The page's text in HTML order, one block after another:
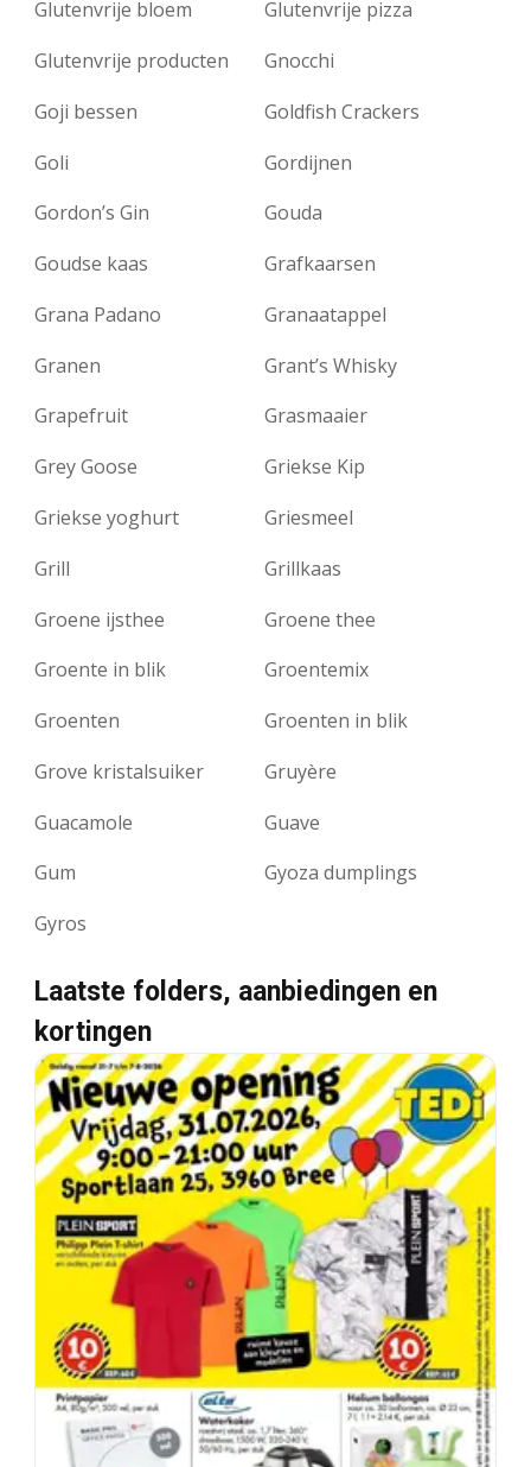
Glutenvrije bloem
Glutenvrije pizza
Glutenvrije producten
Gnocchi
Goji bessen
Goldfish Crackers
Goli
Gordijnen
Gordon’s Gin
Gouda
Goudse kaas
Grafkaarsen
Grana Padano
Granaatappel
Granen
Grant’s Whisky
Grapefruit
Grasmaaier
Grey Goose
Griekse Kip
Griekse yoghurt
Griesmeel
Grill
Grillkaas
Groene ijsthee
Groene thee
Groente in blik
Groentemix
Groenten
Groenten in blik
Grove kristalsuiker
Gruyère
Guacamole
Guave
Gum
Gyoza dumplings
Gyros
Laatste folders, aanbiedingen en
kortingen